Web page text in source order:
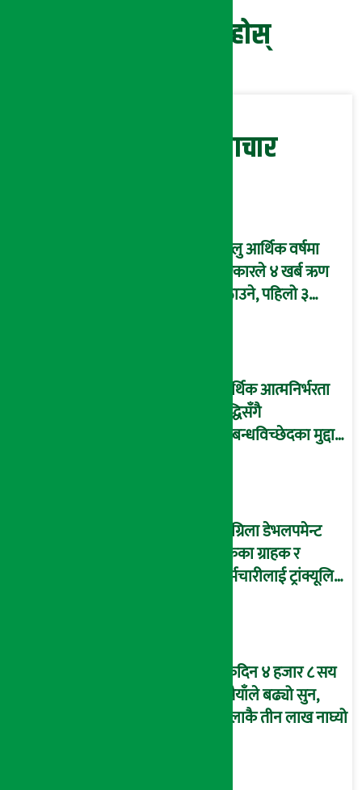
प्रतिक्रिया दिनुहोस्
सम्बन्धित समाचार
चालु आर्थिक वर्षमा
सरकारले ४ खर्ब ऋण
उठाउने, पहिलो ३
आर्थिक आत्मनिर्भरता
वृद्धिसँगै
सम्बन्धविच्छेदका मुद्दा
सांग्रिला डेभलपमेन्ट
बैंकका ग्राहक र
कर्मचारीलाई ट्रांक्यूलिटि
एकैदिन ४ हजार ८ सय
रुपैयाँले बढ्यो सुन,
तोलाकै तीन लाख नाघ्यो